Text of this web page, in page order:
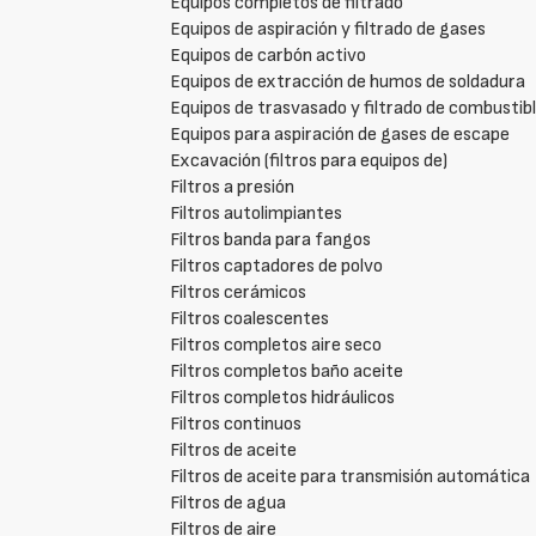
Equipos de aspiración y filtrado de gases
Equipos de carbón activo
Equipos de extracción de humos de soldadura
Equipos de trasvasado y filtrado de
Equipos para aspiración de gases de escape
Excavación (filtros para equipos de)
Filtros a presión
Filtros autolimpiantes
Filtros banda para fangos
Filtros captadores de polvo
Filtros cerámicos
Filtros coalescentes
Filtros completos aire seco
Filtros completos baño aceite
Filtros completos hidráulicos
Filtros continuos
Filtros de aceite
Filtros de aceite para transmisión automática
Filtros de agua
Filtros de aire